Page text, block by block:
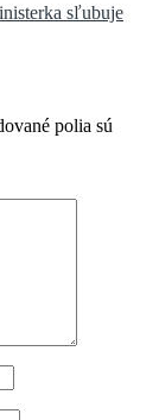
sľubuje
polia sú